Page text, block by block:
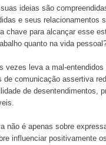
ideias são
e seus relacionamentos
chave para alcançar esse
quanto na vida
vezes leva a mal-
de comunicação assertiva
de desentendimentos,
não é apenas sobre
influenciar positivamente